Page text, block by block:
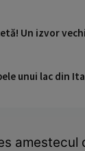
Un izvor
unui lac din